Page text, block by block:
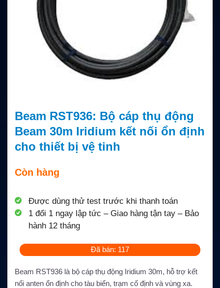
Beam RST936: Bộ cáp thụ động
Beam 30m Iridium kết nối ổn định
cho thiết bị vệ tinh
Còn hàng
Được dùng thử test trước khi thanh toán
1 đổi 1 ngay lập tức – Giao hàng tận tay – Bảo
hành 12 tháng
Đã bán: 117
Beam RST936 là bộ cáp thụ động Iridium 30m, hỗ trợ kết
nối anten ổn định cho tàu biển, trạm cố định và vùng xa.